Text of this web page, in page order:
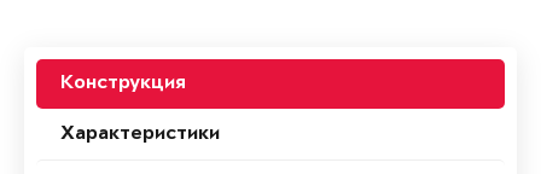
Конструкция
Характеристики